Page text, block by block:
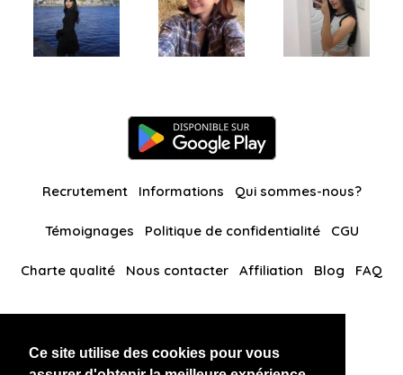
Ce site utilise des cookies pour vous
Recrutement Informations Qui sommes-nous?
Témoignages Politique de confidentialité CGU
Charte qualité Nous contacter Affiliation Blog FAQ
BlackAndBeauties RussianKisses